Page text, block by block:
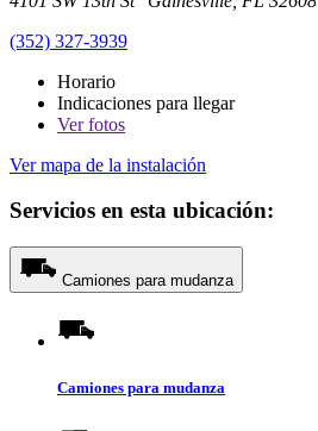
(352) 327-3939
Horario
Indicaciones para llegar
Verfotos
Ver mapa de la instalación
Servicios en esta ubicación:
Camiones para mudanza
Camiones para mudanza